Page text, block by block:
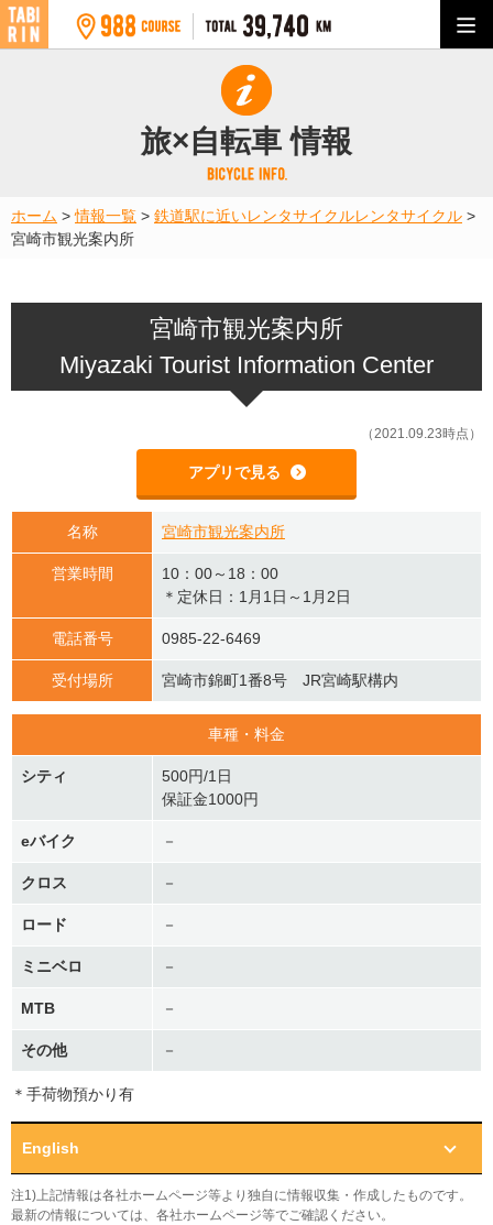
旅×自転車 情報
ホーム >情報一覧 > 鉄道駅に近いレンタサイクルレンタサイクル >
宮崎市観光案内所
宮崎市観光案内所
Miyazaki Tourist Information Center
（2021.09.23時点）
アプリで見る
名称 宮崎市観光案内所
営業時間
10：00～18：00
＊定休日：1月1日～1月2日
電話番号 0985-22-6469
受付場所 宮崎市錦町1番8号 JR宮崎駅構内
車種・料金
シティ
500円/1日
保証金1000円
eバイク －
クロス －
ロード －
ミニベロ －
MTB －
その他 －
＊手荷物預かり有
English
注1)上記情報は各社ホームページ等より独自に情報収集・作成したものです。
最新の情報については、各社ホームページ等でご確認ください。